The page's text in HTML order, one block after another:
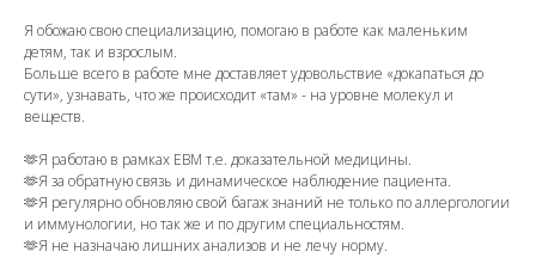
Я обожаю свою специализацию, помогаю в работе как маленьким
детям, так и взрослым.
Больше всего в работе мне доставляет удовольствие «докапаться до
сути», узнавать, что же происходит «там» - на уровне молекул и
веществ.
🫶Я работаю в рамках ЕВМ т.е. доказательной медицины.
🫶Я за обратную связь и динамическое наблюдение пациента.
🫶Я регулярно обновляю свой багаж знаний не только по аллергологии
и иммунологии, но так же и по другим специальностям.
🫶Я не назначаю лишних анализов и не лечу норму.